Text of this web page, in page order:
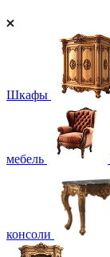
Шкафы
мебель
консоли